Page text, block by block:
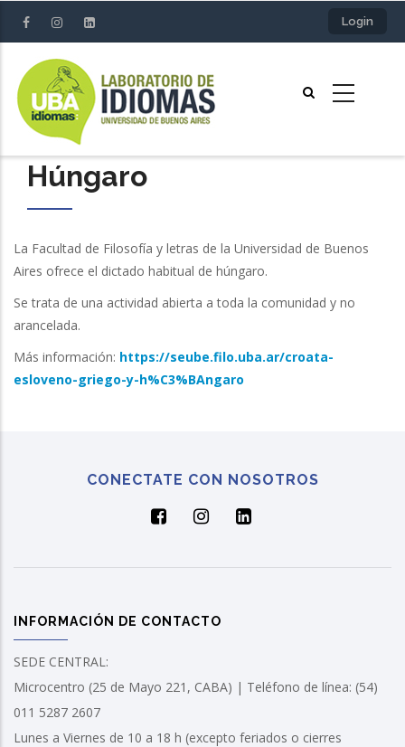
contenido
principal
Login
Húngaro
La Facultad de Filosofía y letras de la Universidad de Buenos
Aires ofrece el dictado habitual de húngaro.
Se trata de una actividad abierta a toda la comunidad y no
arancelada.
Más información: https://seube.filo.uba.ar/croata-
esloveno-griego-y-h%C3%BAngaro
CONECTATE CON NOSOTROS
INFORMACIÓN DE CONTACTO
SEDE CENTRAL:
Microcentro (25 de Mayo 221, CABA) | Teléfono de línea: (54)
011 5287 2607
Lunes a Viernes de 10 a 18 h (excepto feriados o cierres